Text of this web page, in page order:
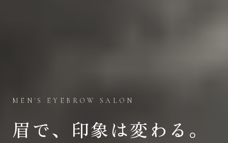
MEN'S EYEBROW SALON
眉で、印象は変わる。